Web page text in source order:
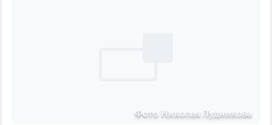
Фото Николая Лудникова